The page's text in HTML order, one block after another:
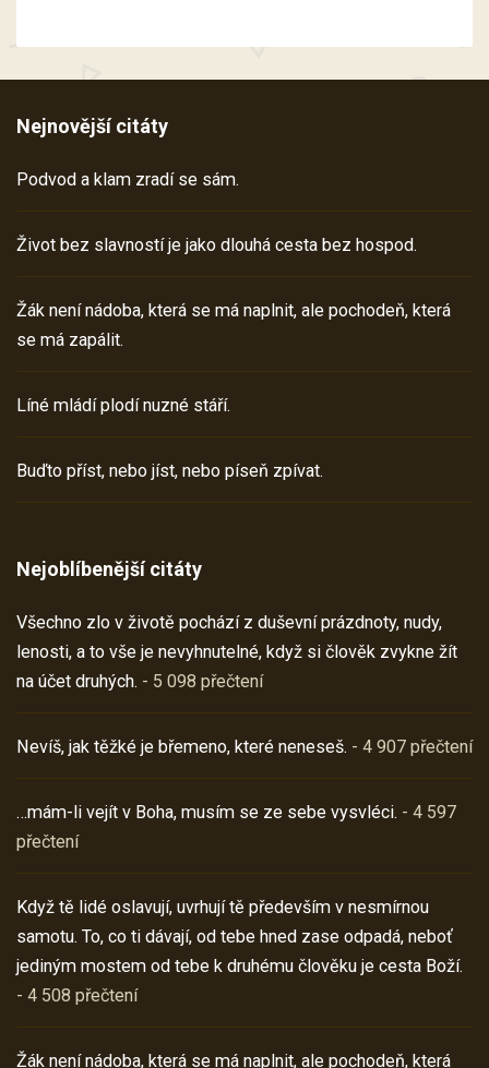
Nejnovější citáty
Podvod a klam zradí se sám.
Život bez slavností je jako dlouhá cesta bez hospod.
Žák není nádoba, která se má naplnit, ale pochodeň, která
se má zapálit.
Líné mládí plodí nuzné stáří.
Buďto příst, nebo jíst, nebo píseň zpívat.
Nejoblíbenější citáty
Všechno zlo v životě pochází z duševní prázdnoty, nudy,
lenosti, a to vše je nevyhnutelné, když si člověk zvykne žít
na účet druhých. - 5 098 přečtení
Nevíš, jak těžké je břemeno, které neneseš. - 4 907 přečtení
…mám-li vejít v Boha, musím se ze sebe vysvléci. - 4 597
přečtení
Když tě lidé oslavují, uvrhují tě především v nesmírnou
samotu. To, co ti dávají, od tebe hned zase odpadá, neboť
jediným mostem od tebe k druhému člověku je cesta Boží.
- 4 508 přečtení
Žák není nádoba, která se má naplnit, ale pochodeň, která